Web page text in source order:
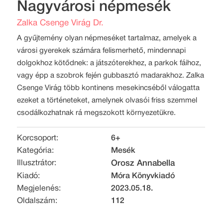
Nagyvárosi népmesék
Zalka Csenge Virág Dr.
A gyűjtemény olyan népmeséket tartalmaz, amelyek a
városi gyerekek számára felismerhető, mindennapi
dolgokhoz kötődnek: a játszóterekhez, a parkok fáihoz,
vagy épp a szobrok fején gubbasztó madarakhoz. Zalka
Csenge Virág több kontinens mesekincséből válogatta
ezeket a történeteket, amelynek olvasói friss szemmel
csodálkozhatnak rá megszokott környezetükre.
Korcsoport:
6+
Kategória:
Mesék
Illusztrátor:
Orosz Annabella
Kiadó:
Móra Könyvkiadó
Megjelenés:
2023.05.18.
Oldalszám:
112